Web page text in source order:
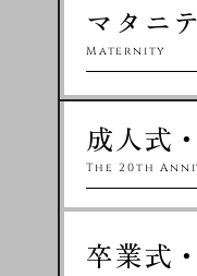
成人式
The 20th
卒業式
マタニ
Maternity